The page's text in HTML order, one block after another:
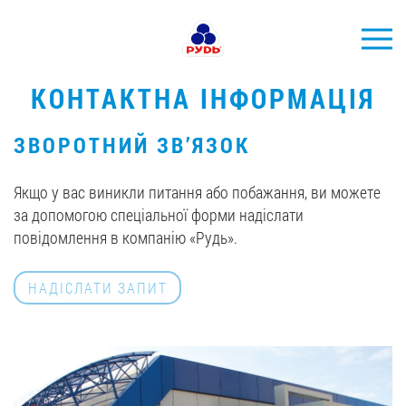
ПРОДУКЦІЯ
КОМПАНІЯ
СПОЖИВАЧАМ
ПРЕС-ЦЕНТР
Тендерні закупівлі
Контакти
КОНТАКТНА ІНФОРМАЦІЯ
ЗВОРОТНИЙ ЗВ’ЯЗОК
Якщо у вас виникли питання або побажання, ви можете
за допомогою спеціальної форми надіслати
повідомлення в компанію «Рудь».
НАДІСЛАТИ ЗАПИТ